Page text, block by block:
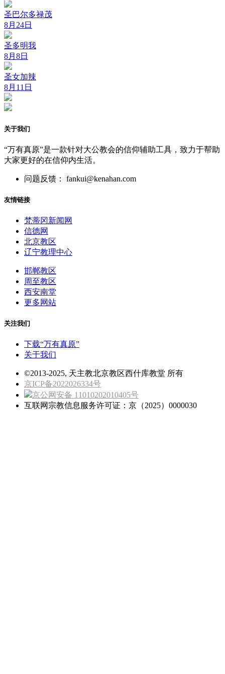
圣巴尔多禄茂
8月24日
圣多明我
8月8日
圣女加辣
8月11日
关于我们
“万有真原”是一款针对大公教会的信仰辅助工具，致力于帮助
大家更好的在信仰内生活。
问题反馈： fankui@kenahan.com
友情链接
梵蒂冈新闻网
信德网
北京教区
辽宁教理中心
邯郸教区
周至教区
西安南堂
更多网站
关注我们
下载“万有真原”
关于我们
©2013-2025, 天主教北京教区西什库教堂 所有
京ICP备2022026334号
京公网安备 11010202010405号
互联网宗教信息服务许可证：京（2025）0000030